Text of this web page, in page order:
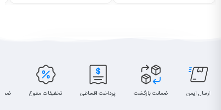
ارسال ایمن ضمانت بازگشت پرداخت اقساطی تخفیفات متنوع